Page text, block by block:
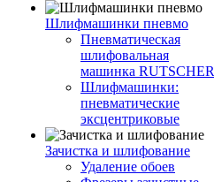
Шлифмашинки пневмо
Пневматическая
шлифовальная
машинка RUTSCHER
Шлифмашинки:
пневматические
эксцентриковые
Зачистка и шлифование
Удаление обоев